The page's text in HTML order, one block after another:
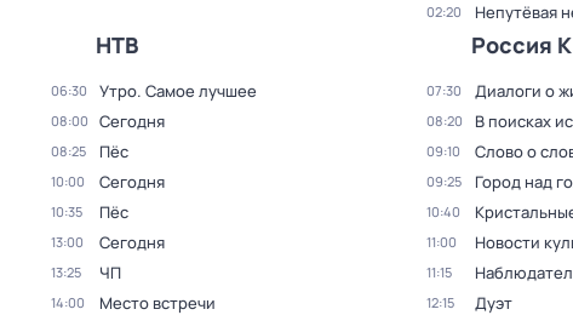
02:20 Непутёвая
НТВ
06:30 Утро. Самое лучшее
08:00 Сегодня
08:25 Пёс
10:00 Сегодня
10:35 Пёс
13:00 Сегодня
13:25 ЧП
14:00 Место встречи
Россия К
07:30 Диалоги о
08:20 В поисках
09:10 Слово о
09:25 Город над
10:40
11:00 Новости
11:15
12:15 Дуэт